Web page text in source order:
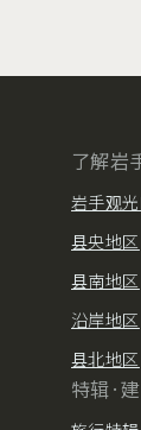
了解岩
岩手观
县央地区
县南地区
沿岸地区
县北地区
特辑·